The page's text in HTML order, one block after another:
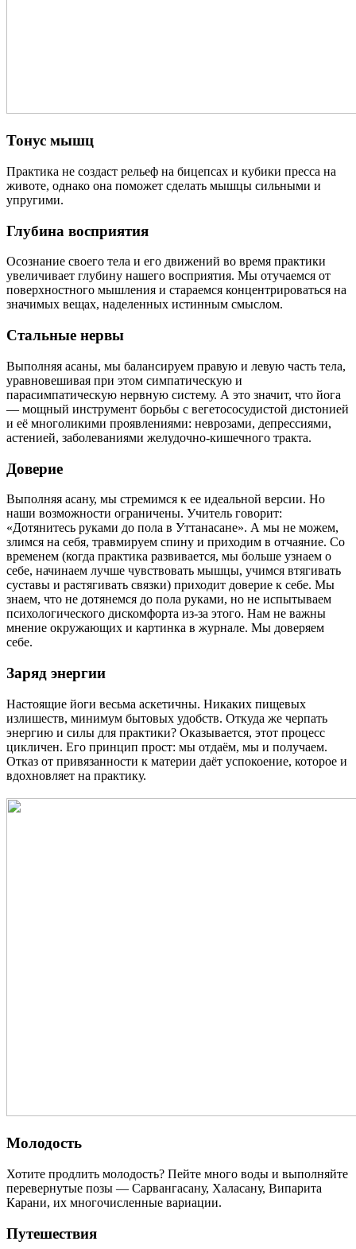
Тонус мышц
Практика не создаст рельеф на бицепсах и кубики пресса на
животе, однако она поможет сделать мышцы сильными и
упругими.
Глубина восприятия
Осознание своего тела и его движений во время практики
увеличивает глубину нашего восприятия. Мы отучаемся от
поверхностного мышления и стараемся концентрироваться на
значимых вещах, наделенных истинным смыслом.
Стальные нервы
Выполняя асаны, мы балансируем правую и левую часть тела,
уравновешивая при этом симпатическую и
парасимпатическую нервную систему. А это значит, что йога
— мощный инструмент борьбы с вегетососудистой дистонией
и её многоликими проявлениями: неврозами, депрессиями,
астенией, заболеваниями желудочно-кишечного тракта.
Доверие
Выполняя асану, мы стремимся к ее идеальной версии. Но
наши возможности ограничены. Учитель говорит:
«Дотянитесь руками до пола в Уттанасане». А мы не можем,
злимся на себя, травмируем спину и приходим в отчаяние. Со
временем (когда практика развивается, мы больше узнаем о
себе, начинаем лучше чувствовать мышцы, учимся втягивать
суставы и растягивать связки) приходит доверие к себе. Мы
знаем, что не дотянемся до пола руками, но не испытываем
психологического дискомфорта из-за этого. Нам не важны
мнение окружающих и картинка в журнале. Мы доверяем
себе.
Заряд энергии
Настоящие йоги весьма аскетичны. Никаких пищевых
излишеств, минимум бытовых удобств. Откуда же черпать
энергию и силы для практики? Оказывается, этот процесс
цикличен. Его принцип прост: мы отдаём, мы и получаем.
Отказ от привязанности к материи даёт успокоение, которое и
вдохновляет на практику.
Молодость
Хотите продлить молодость? Пейте много воды и выполняйте
перевернутые позы — Сарвангасану, Халасану, Випарита
Карани, их многочисленные вариации.
Путешествия